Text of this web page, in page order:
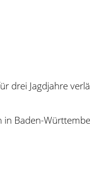
drei Jagdjahre
in Baden-